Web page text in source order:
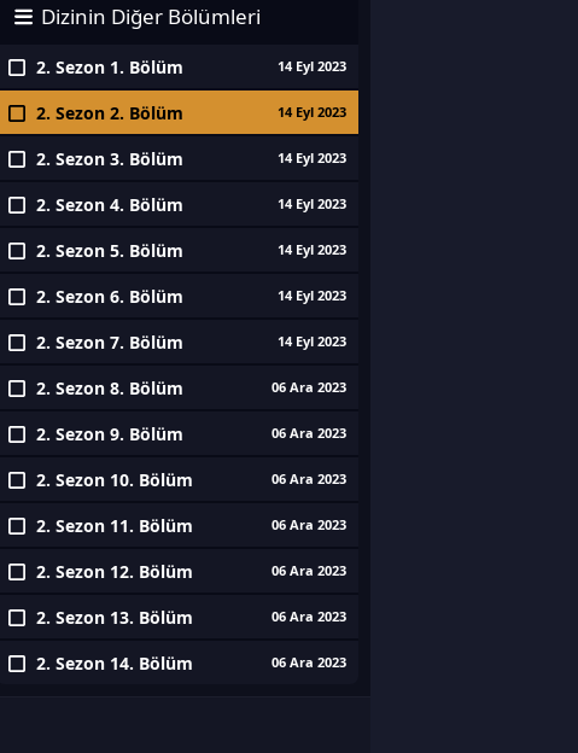
Dizinin Diğer Bölümleri
2. Sezon 1. Bölüm 14 Eyl 2023
2. Sezon 2. Bölüm 14 Eyl 2023
2. Sezon 3. Bölüm 14 Eyl 2023
2. Sezon 4. Bölüm 14 Eyl 2023
2. Sezon 5. Bölüm 14 Eyl 2023
2. Sezon 6. Bölüm 14 Eyl 2023
2. Sezon 7. Bölüm 14 Eyl 2023
2. Sezon 8. Bölüm 06 Ara 2023
2. Sezon 9. Bölüm 06 Ara 2023
2. Sezon 10. Bölüm 06 Ara 2023
2. Sezon 11. Bölüm 06 Ara 2023
2. Sezon 12. Bölüm 06 Ara 2023
2. Sezon 13. Bölüm 06 Ara 2023
2. Sezon 14. Bölüm 06 Ara 2023